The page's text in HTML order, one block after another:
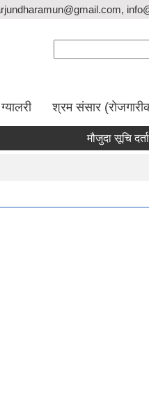
ग्यालरी श्रम संसार
मौजुदा सूचि दर्ता